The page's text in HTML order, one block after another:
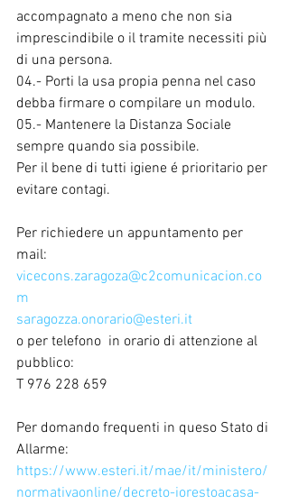
accompagnato a meno che non sia
imprescindibile o il tramite necessiti più
di una persona.
04.- Porti la usa propia penna nel caso
debba firmare o compilare un modulo.
05.- Mantenere la Distanza Sociale
sempre quando sia possibile.
Per il bene di tutti igiene é prioritario per
evitare contagi.
Per richiedere un appuntamento per
mail:
vicecons.zaragoza@c2comunicacion.co
m
saragozza.onorario@esteri.it
o per telefono  in orario di attenzione al
pubblico:
T 976 228 659
Per domando frequenti in queso Stato di
Allarme:
https://www.esteri.it/mae/it/ministero/
normativaonline/decreto-iorestoacasa-